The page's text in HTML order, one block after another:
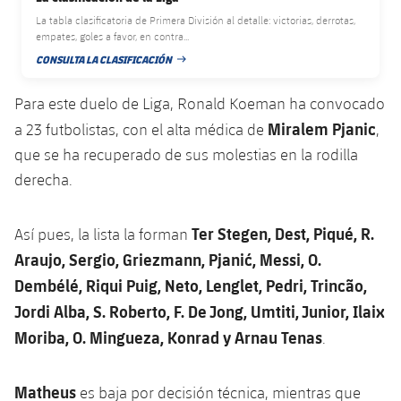
Accesibilidad
Acreditaciones
Instalaciones
SUB8 B
Fotos
Historia
Palmarés
Fotos
Infantil A
Entradas
Clasificaciones
Jugadors
Palmarés
Historia
Calendario
Jugadores
plusicon
más
Actualidad
Cadete
Alevín
Campus Verano
PLUSICON
MÁS
Primer equipo
plusicon
más
Actualidad
Calendario
Entradas
Resultados
Barça Atlètic
Actualidad
Calendario
Resultados
Base
plusicon
más
Actualidad
Barça C
Campus Verano
PLUSICON
MÁS
plusicon
más
La tabla clasificatoria de Primera División al detalle: victorias, derrotas,
empates, goles a favor, en contra...
CONSULTA LA CLASIFICACIÓN
FECHA DE PUBLICACIÓN
Para este duelo de Liga, Ronald Koeman ha convocado
a 23 futbolistas, con el alta médica de Miralem Pjanic,
que se ha recuperado de sus molestias en la rodilla
derecha.
Así pues, la lista la forman Ter Stegen, Dest, Piqué, R.
Araujo, Sergio, Griezmann, Pjanić, Messi, O.
Dembélé, Riqui Puig, Neto, Lenglet, Pedri, Trincão,
Jordi Alba, S. Roberto, F. De Jong, Umtiti, Junior, Ilaix
Moriba, O. Mingueza, Konrad y Arnau Tenas
Matheus es baja por decisión técnica, mientras que